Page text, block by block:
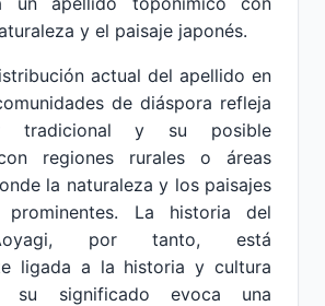
y el paisaje japonés.
actual del apellido en
de diáspora refleja
tradicional y su posible
regiones rurales o áreas
la naturaleza y los paisajes
prominentes. La historia del
por tanto, está
ligada a la historia y cultura
su significado evoca una